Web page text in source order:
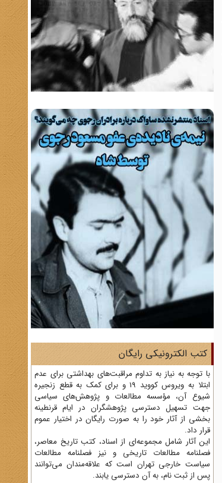
کتب الکترونیکی رایگان
با توجه به نیاز به تداوم مراقبت‌های بهداشتی برای عدم
ابتلا به ویروس کووید 19 و برای کمک به قطع زنجیره
شیوع آن، مؤسسه مطالعات و پژوهش‌های سیاسی
جهت تسهیل دسترسی پژوهشگران در ایام قرنطینه
بخشی از آثار خود را به صورت رایگان در اختیار عموم
قرار داد.
این آثار شامل مجموعه‌ای از اسناد، کتب تاریخ معاصر،
فصلنامه‌ مطالعات تاریخی و نیز فصلنامه مطالعات
سیاست خارجی تهران است که علاقه‌مندان می‌توانند
پس از ثبت نام، به آن دسترسی یابند.